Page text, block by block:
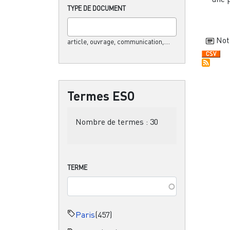
TYPE DE DOCUMENT
article, ouvrage, communication,....
Termes ESO
Nombre de termes : 30
TERME
Paris(457)